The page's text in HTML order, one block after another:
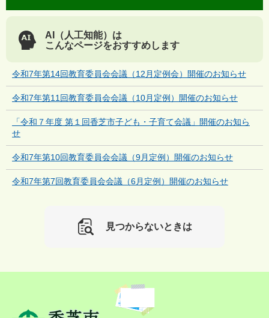
AI（人工知能）は
こんなページをおすすめします
令和7年第14回教育委員会会議（12月定例会）開催のお知らせ
令和7年第11回教育委員会会議（10月定例）開催のお知らせ
「令和７年度 第１回香芝市子ども・子育て会議」開催のお知ら
せ
令和7年第10回教育委員会会議（9月定例）開催のお知らせ
令和7年第7回教育委員会会議（6月定例）開催のお知らせ
見つからないときは